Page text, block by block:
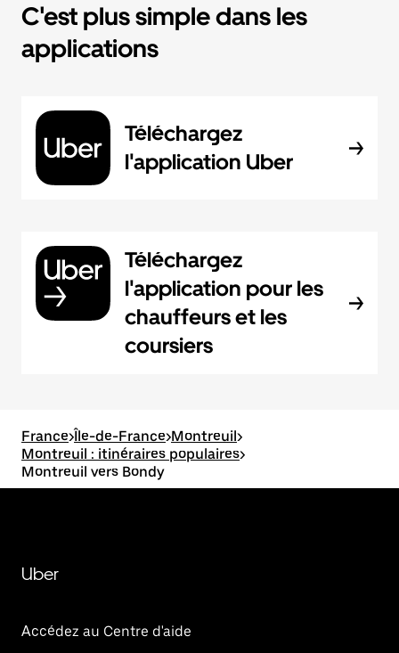
C'est plus simple dans les
applications
Téléchargez
l'application Uber
Téléchargez
l'application pour les
chauffeurs et les
coursiers
France>Île-de-France>Montreuil>
Montreuil : itinéraires populaires>
Montreuil vers Bondy
Uber
Accédez au Centre d'aide